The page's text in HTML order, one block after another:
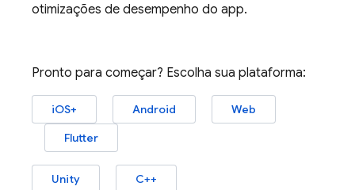
otimizações de desempenho do app.
Pronto para começar? Escolha sua plataforma:
iOS+ Android
Web
Flutter
Unity C++